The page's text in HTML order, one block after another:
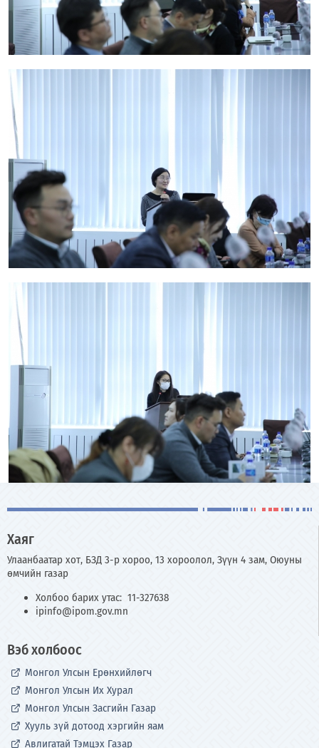
Хаяг
Улаанбаатар хот, БЗД 3-р хороо, 13 хороолол, Зүүн 4 зам, Оюуны
өмчийн газар
Холбоо барих утас: 11-327638
ipinfo@ipom.gov.mn
Вэб холбоос
Монгол Улсын Ерөнхийлөгч
Монгол Улсын Их Хурал
Монгол Улсын Засгийн Газар
Хууль зүй дотоод хэргийн яам
Авлигатай Тэмцэх Газар